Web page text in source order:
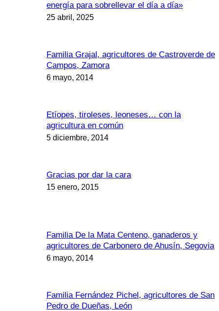
energía para sobrellevar el día a día»
25 abril, 2025
Familia Grajal, agricultores de Castroverde de
Campos, Zamora
6 mayo, 2014
Etíopes, tiroleses, leoneses… con la
agricultura en común
5 diciembre, 2014
Gracias por dar la cara
15 enero, 2015
Familia De la Mata Centeno, ganaderos y
agricultores de Carbonero de Ahusín, Segovia
6 mayo, 2014
Familia Fernández Pichel, agricultores de San
Pedro de Dueñas, León